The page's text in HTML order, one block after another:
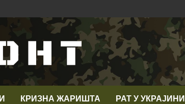
КРИЗНА ЖАРИШТА РАТ У УКРАЈИНИ